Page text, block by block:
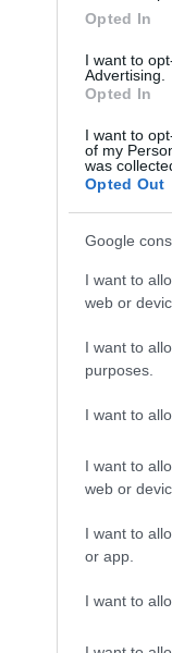
Opted In
I want to
Advertising.
Opted In
I want to
of my
was
Opted Out
Google
I want to
web or
I want to
purposes.
I want to
I want to
web or
I want to
or app.
I want to